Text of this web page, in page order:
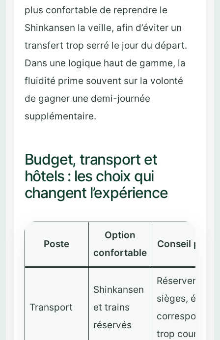
plus confortable de reprendre le
Shinkansen la veille, afin d’éviter un
transfert trop serré le jour du départ.
Dans une logique haut de gamme, la
fluidité prime souvent sur la volonté
de gagner une demi-journée
supplémentaire.
Budget, transport et
hôtels : les choix qui
changent l’expérience
Poste
Option
confortable
Conseil
Transport
Shinkansen
et trains
réservés
Réserver les
sièges, éviter
trop courtes